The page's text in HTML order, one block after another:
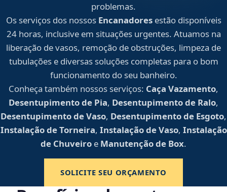
problemas.
Os serviços dos nossos Encanadoresestão disponíveis
24 horas, inclusive em situações urgentes. Atuamos na
liberação de vasos, remoção de obstruções, limpeza de
tubulações e diversas soluções completas para o bom
funcionamento do seu banheiro.
Conheça também nossos serviços: Caça Vazamento,
Desentupimento de Pia, Desentupimento de Ralo,
Desentupimento de Vaso, Desentupimento de Esgoto,
Instalação de Torneira, Instalação de Vaso, Instalação
de Chuveiro e Manutenção de Box.
SOLICITE SEU ORÇAMENTO